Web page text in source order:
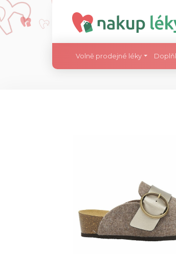
Volně prodejné léky